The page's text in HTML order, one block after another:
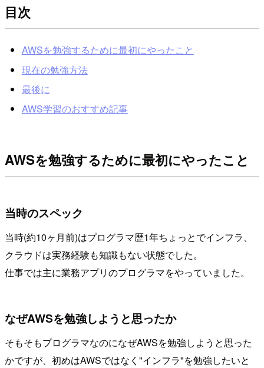
目次
AWSを勉強するために最初にやったこと
現在の勉強方法
最後に
AWS学習のおすすめ記事
AWSを勉強するために最初にやったこと
当時のスペック
当時(約10ヶ月前)はプログラマ歴1年ちょっとでインフラ、
クラウドは実務経験も知識もない状態でした。
仕事では主に業務アプリのプログラマをやっていました。
なぜAWSを勉強しようと思ったか
そもそもプログラマなのになぜAWSを勉強しようと思った
かですが、初めはAWSではなく"インフラ"を勉強したいと